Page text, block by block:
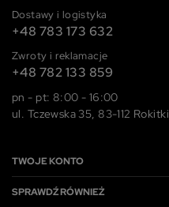
Dostawy i logistyka
+48 783 173 632
Zwroty i reklamacje
+48 782 133 859
pn - pt: 8:00 - 16:00
ul. Tczewska 35, 83-112 Rokitki
TWOJE KONTO
SPRAWDŹ RÓWNIEŻ